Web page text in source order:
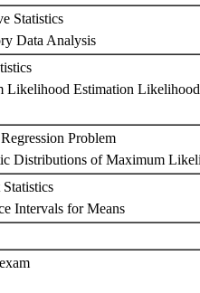
Statistics
Data Analysis
Likelihood Estimation
Problem
Distributions of Maximum
Intervals for Means